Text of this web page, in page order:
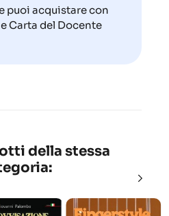
puoi acquistare con
Carta del Docente
della stessa